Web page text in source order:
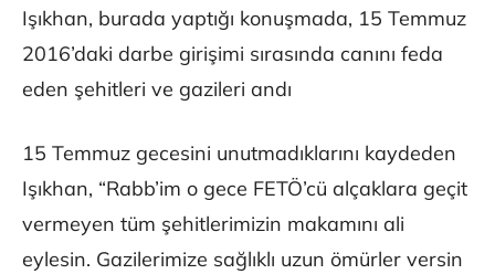
Işıkhan, burada yaptığı konuşmada, 15 Temmuz
2016’daki darbe girişimi sırasında canını feda
eden şehitleri ve gazileri andı
15 Temmuz gecesini unutmadıklarını kaydeden
Işıkhan, “Rabb’im o gece FETÖ’cü alçaklara geçit
vermeyen tüm şehitlerimizin makamını ali
eylesin. Gazilerimize sağlıklı uzun ömürler versin